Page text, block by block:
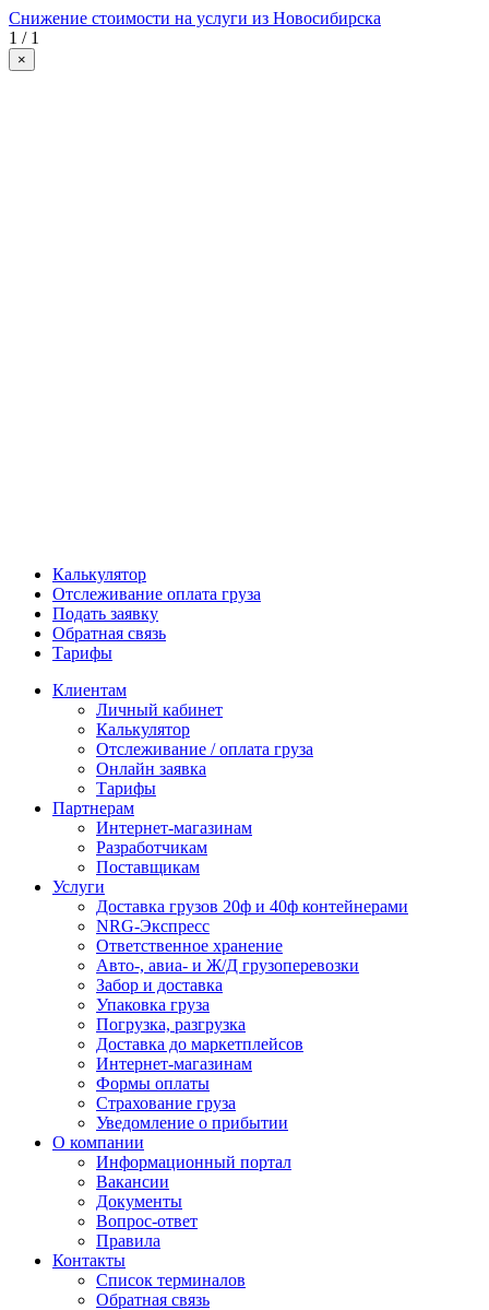
Снижение стоимости на услуги из Новосибирска
1 / 1
×
Калькулятор
Отслеживание оплата груза
Подать заявку
Обратная связь
Тарифы
Клиентам
Личный кабинет
Калькулятор
Отслеживание / оплата груза
Онлайн заявка
Тарифы
Партнерам
Интернет-магазинам
Разработчикам
Поставщикам
Услуги
Доставка грузов 20ф и 40ф контейнерами
NRG-Экспресс
Ответственное хранение
Авто-, авиа- и Ж/Д грузоперевозки
Забор и доставка
Упаковка груза
Погрузка, разгрузка
Доставка до маркетплейсов
Интернет-магазинам
Формы оплаты
Страхование груза
Уведомление о прибытии
О компании
Информационный портал
Вакансии
Документы
Вопрос-ответ
Правила
Контакты
Список терминалов
Обратная связь